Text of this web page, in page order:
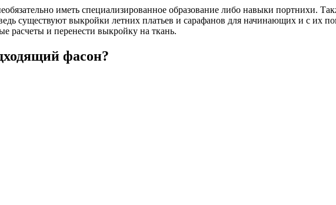
иметь специализированное образование либо навыки портнихи.
существуют выкройки летних платьев и сарафанов для начинающих и с
расчеты и перенести выкройку на ткань.
фасон?